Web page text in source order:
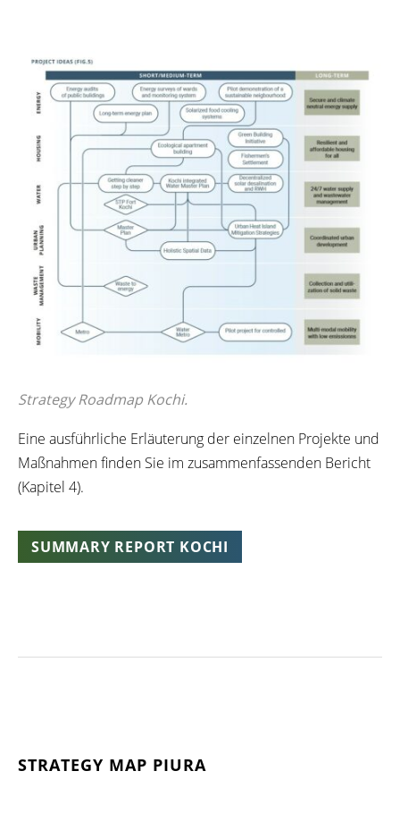
Strategy Roadmap Kochi.
Eine ausführliche Erläuterung der einzelnen Projekte und
Maßnahmenfinden Sie im zusammenfassenden Bericht
(Kapitel 4).
SUMMARY REPORT KOCHI
STRATEGY MAP PIURA